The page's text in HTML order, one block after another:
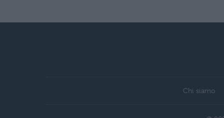
Chi siamo